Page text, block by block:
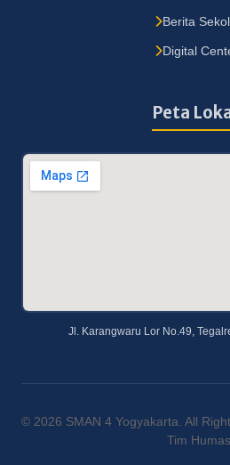
Berita
Digital
Peta
Jl. Karangwaru Lor No.49,
© 2026 SMAN 4 Yogyakarta. All
Tim Humas